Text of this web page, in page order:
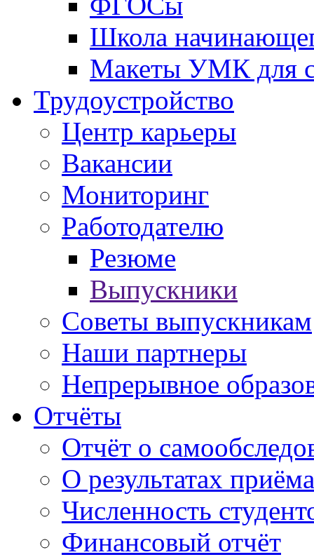
Школа
Макеты УМК для
Трудоустройство
Центр карьеры
Вакансии
Мониторинг
Работодателю
Резюме
Выпускники
Советы выпускникам
Наши партнеры
Непрерывное
Отчёты
Отчёт о
О результатах приёма
Численность
Финансовый отчёт